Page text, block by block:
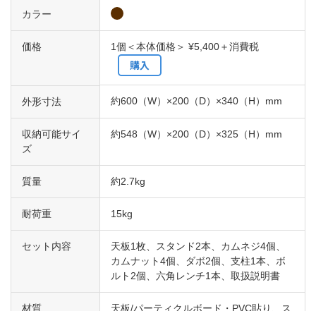
カラー
価格 1個＜本体価格＞ ¥5,400＋消費税
購入
外形寸法 約600（W）×200（D）×340（H）mm
収納可能サイ
ズ
約548（W）×200（D）×325（H）mm
質量 約2.7kg
耐荷重 15kg
セット内容
天板1枚、スタンド2本、カムネジ4個、
カムナット4個、ダボ2個、支柱1本、ボ
ルト2個、六角レンチ1本、取扱説明書
材質
天板/パーティクルボード・PVC貼り、ス